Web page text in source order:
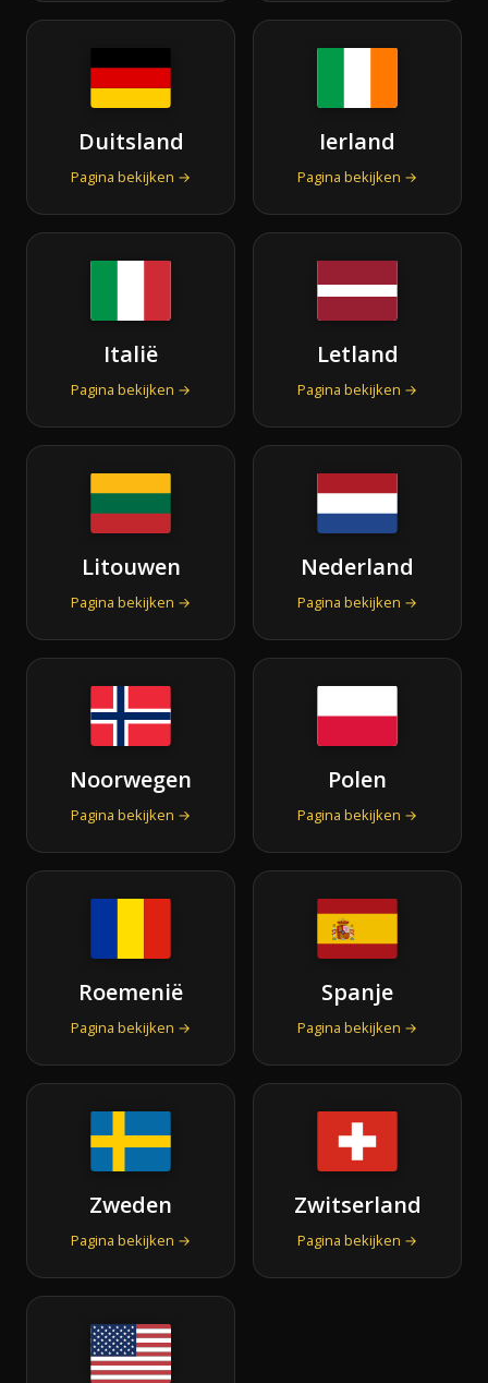
Duitsland
Pagina bekijken →
Ierland
Pagina bekijken →
Italië
Pagina bekijken →
Letland
Pagina bekijken →
Litouwen
Pagina bekijken →
Nederland
Pagina bekijken →
Noorwegen
Pagina bekijken →
Polen
Pagina bekijken →
Roemenië
Pagina bekijken →
Spanje
Pagina bekijken →
Zweden
Pagina bekijken →
Zwitserland
Pagina bekijken →